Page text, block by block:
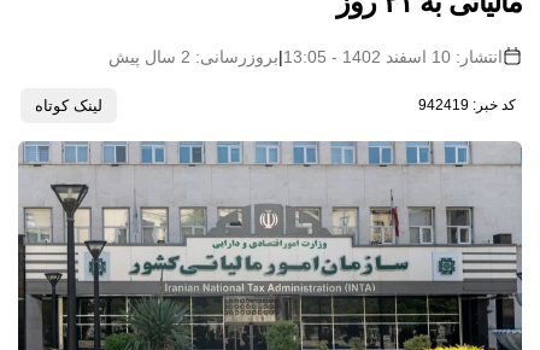
انتشار: 10 اسفند 1402 - 13:05 |بروزرسانی: 2 سال پیش
کد خبر: 942419 لینک کوتاه